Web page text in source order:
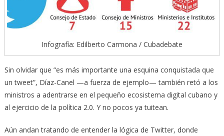
Infografía: Edilberto Carmona / Cubadebate
Sin olvidar que “es más importante una esquina conquistada que
un tweet”, Díaz-Canel —a fuerza de ejemplo— también retó a los
ministros a adentrarse en el pequeño ecosistema digital cubano y
al ejercicio de la política 2.0. Y no pocos ya tuitean.
Aún andan tratando de entender la lógica de Twitter, donde